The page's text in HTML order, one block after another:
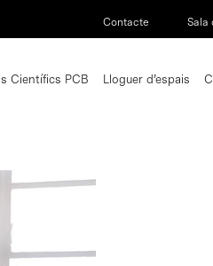
Contacte Sala
Científics PCB Lloguer d’espais